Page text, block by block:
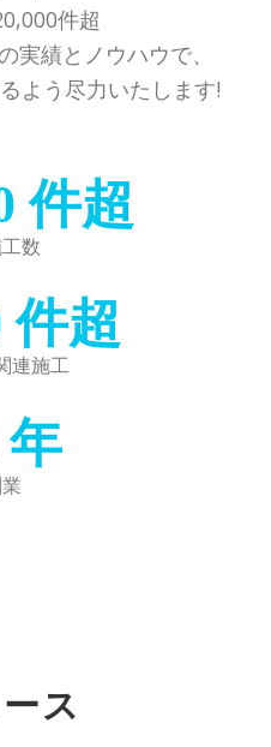
件超
実績とノウハウで、
よう尽力いたします!
件超
数
件超
連施工
年
ス